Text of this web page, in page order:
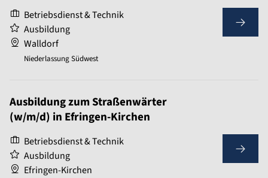
Betriebsdienst & Technik
Ausbildung
Walldorf
Niederlassung Südwest
Ausbildung zum Straßenwärter
(w/m/d) in Efringen-Kirchen
Betriebsdienst & Technik
Ausbildung
Efringen-Kirchen